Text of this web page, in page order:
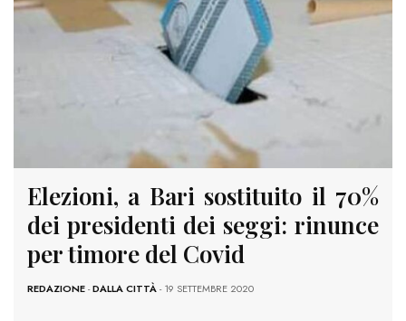
Elezioni, a Bari sostituito il 70%
dei presidenti dei seggi: rinunce
per timore del Covid
REDAZIONE-DALLA CITTÀ- 19 SETTEMBRE 2020